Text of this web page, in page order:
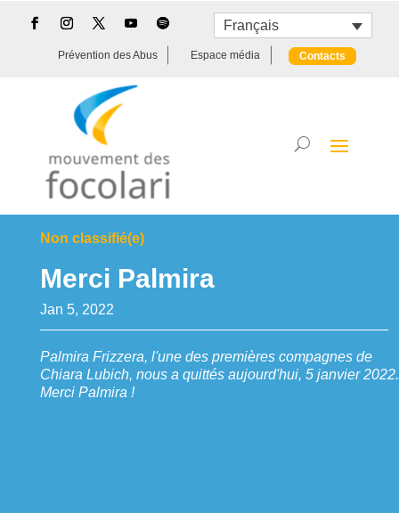
Français
Prévention des Abus Espace média Contacts
Non classifié(e)
Merci Palmira
Jan 5, 2022
Palmira Frizzera, l'une des premières compagnes de
Chiara Lubich, nous a quittés aujourd'hui, 5 janvier 2022.
Merci Palmira !